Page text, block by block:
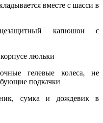
вместе с шасси в
капюшон с
люльки
гелевые колеса, не
подкачки
сумка и дождевик в